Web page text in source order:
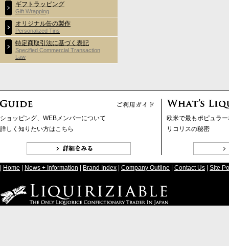
ギフトラッピング
Gift Wrapping
オリジナル缶の製作
Personalized Tins
特定商取引法に基づく表記
Specified Commercial Transaction
Law
ショッピング、WEBメンバーについて
詳しく知りたい方はこちら
欧米で最もポピュラ
リコリスの秘密
| Home | News + Information | Brand Index | Company Outline | Contact Us | Site